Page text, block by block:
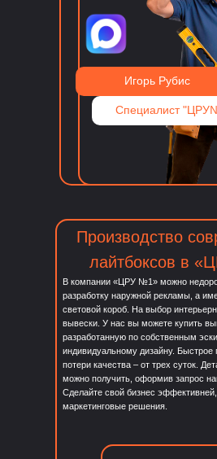
Специалист
Игорь Рубис
Производство
лайтбоксов в
В компании «ЦРУ №1» можно
разработку наружной рекламы, а
световой короб. На выбор
вывески. У нас вы можете купить
разработанную по собственным
индивидуальному дизайну. Быстрое
потери качества – от трех суток.
можно получить, оформив запрос
Сделайте свой бизнес
маркетинговые решения.